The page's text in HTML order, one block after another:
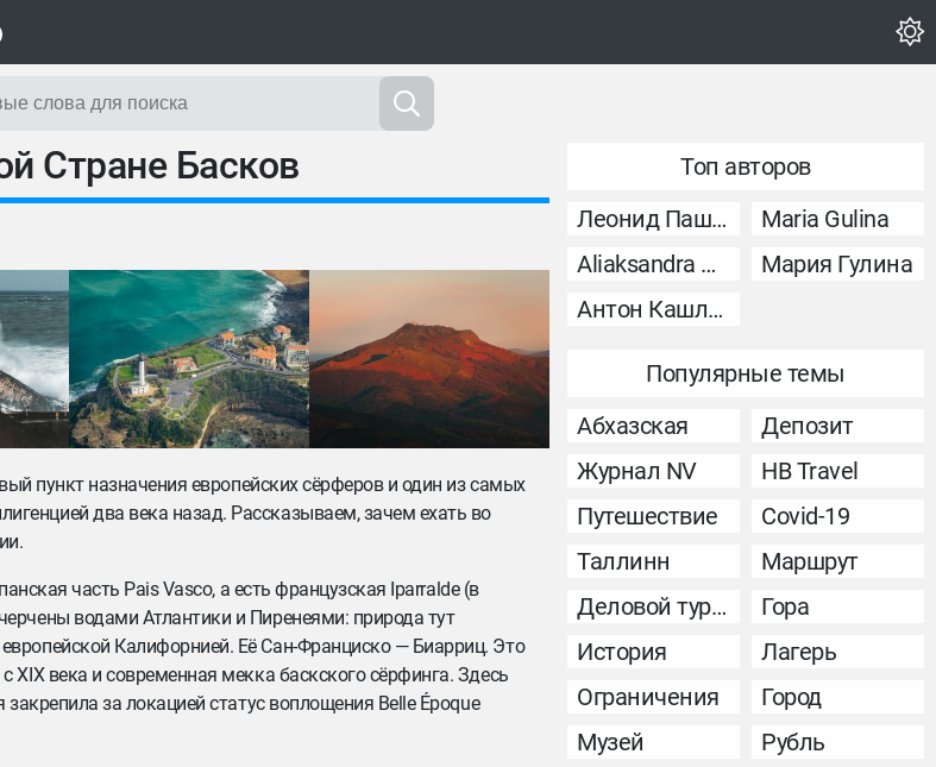
Стране Басков
пункт назначения европейских сёрферов и один из самых
два века назад. Рассказываем, зачем ехать во
часть Pais Vasco, а есть французская Iparralde (в
водами Атлантики и Пиренеями: природа тут
Калифорнией. Её Сан-Франциско — Биарриц. Это
XIX века и современная мекка баскского сёрфинга. Здесь
за локацией статус воплощения Belle Époque
Топ авторов
Леонид Пашковский
Maria Gulina
Aliaksandra Murashka
Мария Гулина
Антон Кашликов
Популярные темы
Абхазская
Депозит
Журнал NV
НВ Travel
Путешествие
Covid-19
Таллинн
Маршрут
Деловой туризм
Гора
История
Лагерь
Ограничения
Город
Музей
Рубль